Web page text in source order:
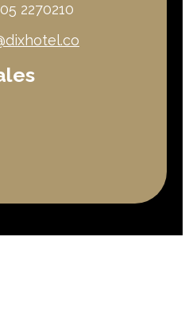
2270210